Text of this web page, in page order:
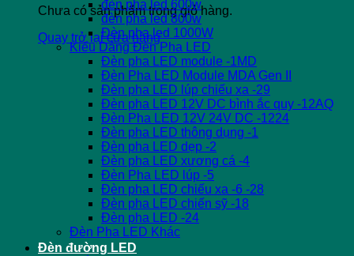
Chưa có sản phẩm trong giỏ hàng.
Quay trở lại cửa hàng
đèn pha led 600w
đèn pha led 800w
Đèn pha led 1000W
Kiểu Dáng Đèn Pha LED
Đèn pha LED module -1MD
Đèn Pha LED Module MDA Gen II
Đèn pha LED lúp chiếu xa -29
Đèn pha LED 12V DC bình ắc quy -12AQ
Đèn Pha LED 12V 24V DC -1224
Đèn pha LED thông dụng -1
Đèn pha LED dẹp -2
Đèn pha LED xương cá -4
Đèn Pha LED lúp -5
Đèn pha LED chiếu xa -6 -28
Đèn pha LED chiến sỹ -18
Đèn pha LED -24
Đèn Pha LED Khác
Đèn đường LED